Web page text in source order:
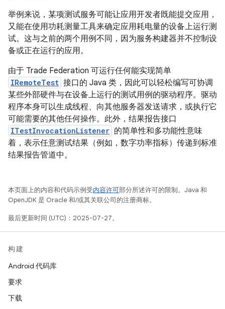
举例来说，某项测试服务可能让应用开发者既能提交应用，
又能在使用功耗测量工具来确定应用耗电量的设备上运行测
试。这与之前的两个用例不同，因为服务构建器并不控制设
备或正在运行的应用。
由于 Trade Federation 可运行任何能实现简单
IRemoteTest 接口的 Java 类，因此可以轻松编写可协调
某些外部硬件与在设备上运行的测试用例的驱动程序。驱动
程序本身可以生成线程、向其他服务器发送请求，或执行它
可能需要的其他任何操作。此外，结果报告接口
ITestInvocationListener 的简单性和多功能性意味
着，表示任意测试结果（例如，数字功率指标）传递到标准
结果报告管道中。
本页面上的内容和代码示例受内容许可部分所述许可的限制。Java 和
OpenJDK 是 Oracle 和/或其关联公司的注册商标。
最后更新时间 (UTC)：2025-07-27。
构建
Android 代码库
要求
下载